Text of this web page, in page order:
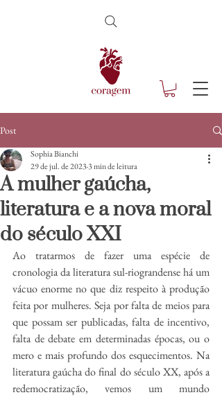
Post
A mulher gaúcha,
literatura e a nova moral
do século XXI
Sophia Bianchi
29 de jul. de 20233 min de leitura
Ao tratarmos de fazer uma espécie de
cronologia da literatura sul-riograndense há um
vácuo enorme no que diz respeito à produção
feita por mulheres. Seja por falta de meios para
que possam ser publicadas, falta de incentivo,
falta de debate em determinadas épocas, ou o
mero e mais profundo dos esquecimentos. Na
literatura gaúcha do final do século XX, após a
redemocratização, vemos um mundo